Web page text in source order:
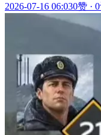
2026-07-16 06:030赞 ·